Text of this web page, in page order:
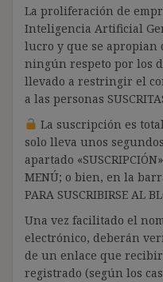
La proliferación de
Inteligencia Artificial
lucro y que se apropian
ningún respeto por los
llevado a restringir el
a las personas
La suscripción es
solo lleva unos
apartado
MENÚ; o bien, en la
PARA SUSCRIBIRSE AL
Una vez facilitado el
electrónico, deberán
de un enlace que
registrado (según los